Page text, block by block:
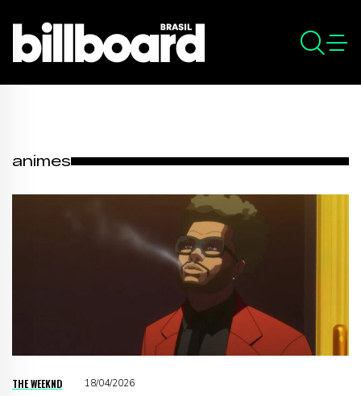
animes
THE WEEKND 18/04/2026